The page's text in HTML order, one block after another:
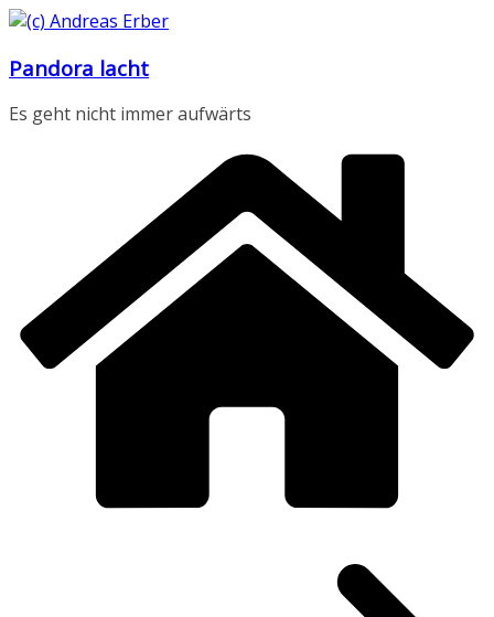
Zum
springen
Pandora lacht
Es geht nicht immer aufwärts